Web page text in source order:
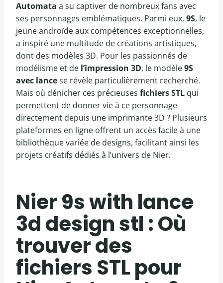
Automata a su captiver de nombreux fans avec
ses personnages emblématiques. Parmi eux, 9S, le
jeune androïde aux compétences exceptionnelles,
a inspiré une multitude de créations artistiques,
dont des modèles 3D. Pour les passionnés de
modélisme et de l’impression 3D, le modèle9S
avec lancese révèle particulièrement recherché.
Mais où dénicher ces précieuses fichiers STL qui
permettent de donner vie à ce personnage
directement depuis une imprimante 3D ? Plusieurs
plateformes en ligne offrent un accès facile à une
bibliothèque variée de designs, facilitant ainsi les
projets créatifs dédiés à l’univers de Nier.
Nier 9s with lance
3d design stl : Où
trouver des
fichiers STL pour